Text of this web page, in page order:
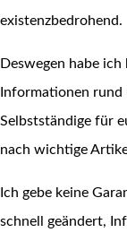
existenzbedrohend.
Deswegen habe
Informationen
Selbstständige für
nach wichtige
Ich gebe keine
schnell geändert,